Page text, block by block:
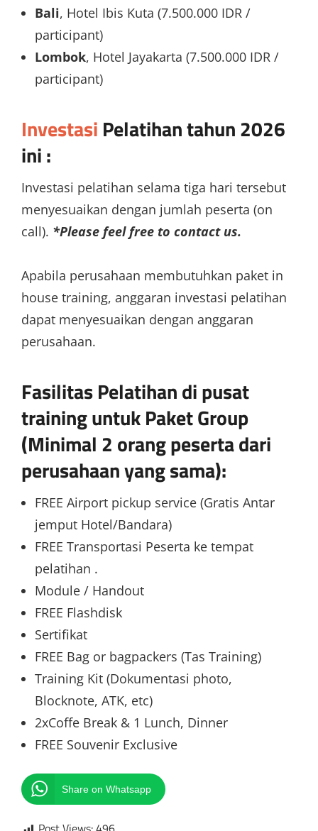
Bali, Hotel Ibis Kuta (7.500.000 IDR /
participant)
Lombok, Hotel Jayakarta (7.500.000 IDR /
participant)
Investasi Pelatihan tahun 2026
ini :
Investasi pelatihan selama tiga hari tersebut
menyesuaikan dengan jumlah peserta (on
call). *Please feel free to contact us.
Apabila perusahaan membutuhkan paket in
house training, anggaran investasi pelatihan
dapat menyesuaikan dengan anggaran
perusahaan.
Fasilitas Pelatihan di pusat
training untuk Paket Group
(Minimal 2 orang peserta dari
perusahaan yang sama):
FREE Airport pickup service (Gratis Antar
jemput Hotel/Bandara)
FREE Transportasi Peserta ke tempat
pelatihan .
Module / Handout
FREE Flashdisk
Sertifikat
FREE Bag or bagpackers (Tas Training)
Training Kit (Dokumentasi photo,
Blocknote, ATK, etc)
2xCoffe Break & 1 Lunch, Dinner
FREE Souvenir Exclusive
Share on Whatsapp